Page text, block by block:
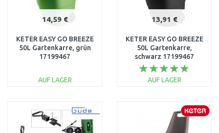
14,59 €
KETER EASY GO BREEZE
50L Gartenkarre, grün
17199467
AUF LAGER
Vergleichen
13,91 €
KETER EASY GO BREEZE
50L Gartenkarre,
schwarz 17199467
AUF LAGER
WARENKORB
Vergleichen